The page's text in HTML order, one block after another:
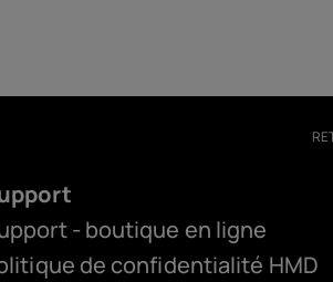
- boutique en ligne
de confidentialité HMD